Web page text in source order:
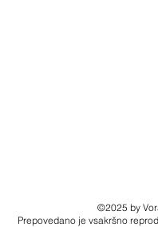
©2025 by
Prepovedano je vsakršno